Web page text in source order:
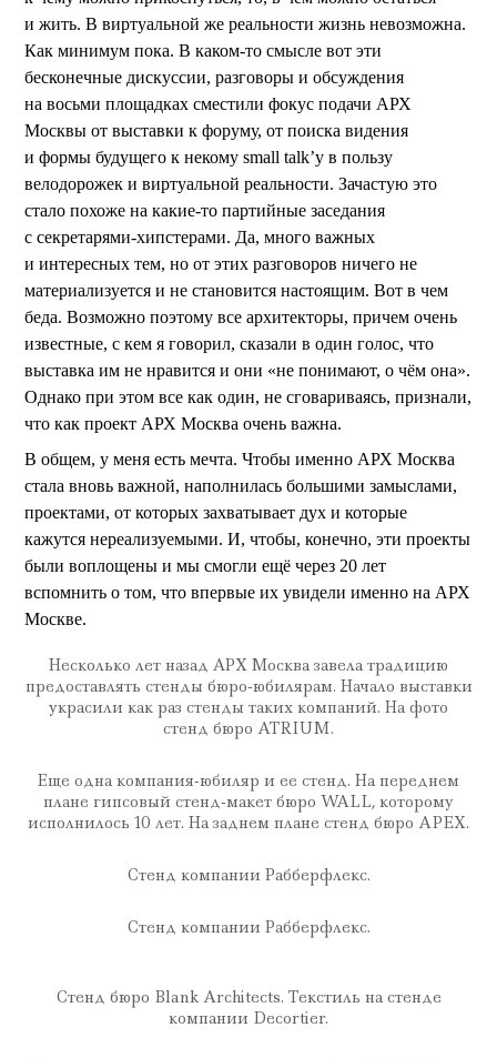
и жить. В виртуальной же реальности жизнь невозможна.
Как минимум пока. В каком-то смысле вот эти
бесконечные дискуссии, разговоры и обсуждения
на восьми площадках сместили фокус подачи АРХ
Москвы от выставки к форуму, от поиска видения
и формы будущего к некому small talk’у в пользу
велодорожек и виртуальной реальности. Зачастую это
стало похоже на какие-то партийные заседания
с секретарями-хипстерами. Да, много важных
и интересных тем, но от этих разговоров ничего не
материализуется и не становится настоящим. Вот в чем
беда. Возможно поэтому все архитекторы, причем очень
известные, с кем я говорил, сказали в один голос, что
выставка им не нравится и они «не понимают, о чём она».
Однако при этом все как один, не сговариваясь, признали,
что как проект АРХ Москва очень важна.
В общем, у меня есть мечта. Чтобы именно АРХ Москва
стала вновь важной, наполнилась большими замыслами,
проектами, от которых захватывает дух и которые
кажутся нереализуемыми. И, чтобы, конечно, эти проекты
были воплощены и мы смогли ещё через 20 лет
вспомнить о том, что впервые их увидели именно на АРХ
Москве.
Несколько лет назад АРХ Москва завела традицию
предоставлять стенды бюро-юбилярам. Начало выставки
украсили как раз стенды таких компаний. На фото
стенд бюро ATRIUM.
Еще одна компания-юбиляр и ее стенд. На переднем
плане гипсовый стенд-макет бюро WALL, которому
исполнилось 10 лет. На заднем плане стенд бюро APEX.
Стенд компании Рабберфлекс.
Стенд компании Рабберфлекс.
Стенд бюро Blank Architects. Текстиль на стенде
компании Decortier.